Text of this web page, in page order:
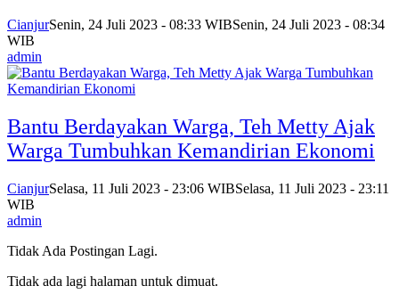
CianjurSenin, 24 Juli 2023 - 08:33 WIBSenin, 24 Juli 2023 - 08:34
WIB
admin
Bantu Berdayakan Warga, Teh Metty Ajak
Warga Tumbuhkan Kemandirian Ekonomi
CianjurSelasa, 11 Juli 2023 - 23:06 WIBSelasa, 11 Juli 2023 - 23:11
WIB
admin
Tidak Ada Postingan Lagi.
Tidak ada lagi halaman untuk dimuat.